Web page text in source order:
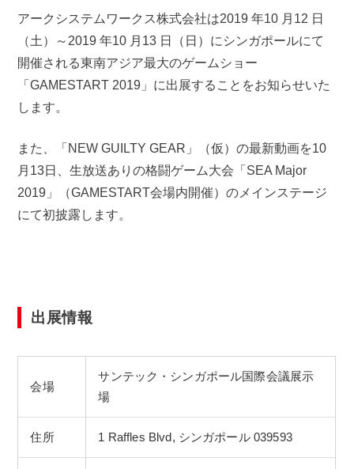
アークシステムワークス株式会社は2019 年10 月12 日
（土）～2019 年10 月13 日（日）にシンガポールにて
開催される東南アジア最大のゲームショー
「GAMESTART 2019」に出展することをお知らせいた
します。
また、「NEW GUILTY GEAR」（仮）の最新動画を10
月13日、生放送ありの格闘ゲーム大会「SEA Major
2019」（GAMESTART会場内開催）のメインステージ
にて初披露します。
出展情報
会場
サンテック・シンガポール国際会議展示
場
住所 1 Raffles Blvd, シンガポール 039593